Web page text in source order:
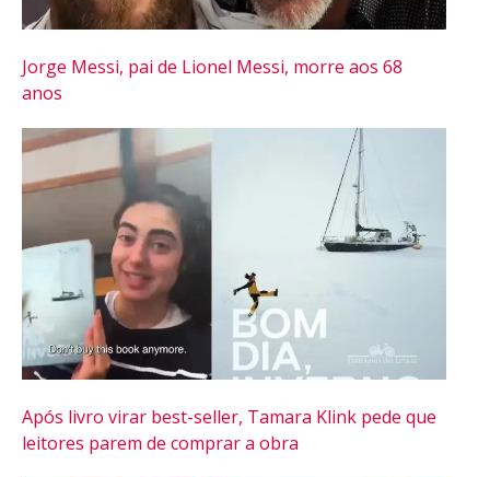
Jorge Messi, pai de Lionel Messi, morre aos 68
anos
Após livro virar best-seller, Tamara Klink pede que
leitores parem de comprar a obra